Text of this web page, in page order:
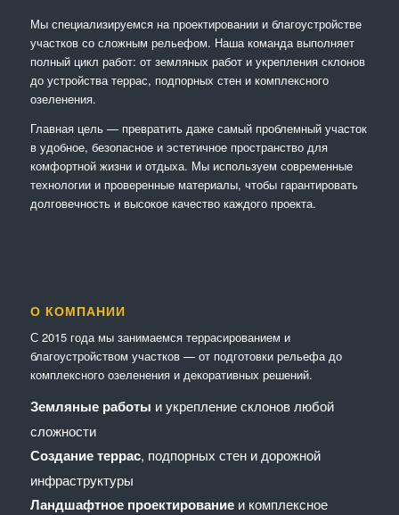
Мы специализируемся на проектировании и благоустройстве
участков со сложным рельефом. Наша команда выполняет
полный цикл работ: от земляных работ и укрепления склонов
до устройства террас, подпорных стен и комплексного
озеленения.
Главная цель — превратить даже самый проблемный участок
в удобное, безопасное и эстетичное пространство для
комфортной жизни и отдыха. Мы используем современные
технологии и проверенные материалы, чтобы гарантировать
долговечность и высокое качество каждого проекта.
О КОМПАНИИ
С 2015 года мы занимаемся террасированием и
благоустройством участков — от подготовки рельефа до
комплексного озеленения и декоративных решений.
Земляные работы и укрепление склонов любой
сложности
Создание террас, подпорных стен и дорожной
инфраструктуры
Ландшафтное проектированиеи комплексное